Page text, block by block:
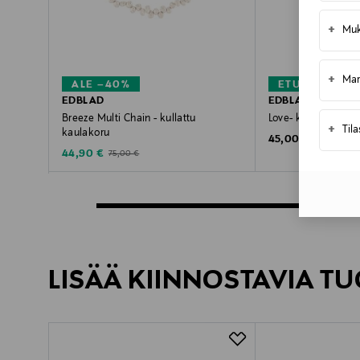
+
+
+
ALE –40%
EDBLAD
Breeze Multi Chain - kullattu
kaulakoru
Discounted Price
44,90 € Original Price
75,00 €
EDBLAD
Love- kullattu
Original Price
45,00 €
LISÄÄ KIINNOSTAVIA